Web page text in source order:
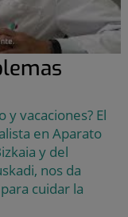
y vacaciones? El
en Aparato
y del
nos da
cuidar la